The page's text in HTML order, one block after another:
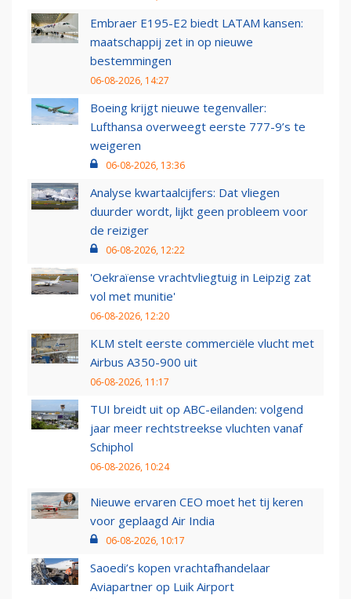
Embraer E195-E2 biedt LATAM kansen:
maatschappij zet in op nieuwe
bestemmingen
06-08-2026, 14:27
Boeing krijgt nieuwe tegenvaller:
Lufthansa overweegt eerste 777-9’s te
weigeren
06-08-2026, 13:36
Analyse kwartaalcijfers: Dat vliegen
duurder wordt, lijkt geen probleem voor
de reiziger
06-08-2026, 12:22
'Oekraïense vrachtvliegtuig in Leipzig zat
vol met munitie'
06-08-2026, 12:20
KLM stelt eerste commerciële vlucht met
Airbus A350-900 uit
06-08-2026, 11:17
TUI breidt uit op ABC-eilanden: volgend
jaar meer rechtstreekse vluchten vanaf
Schiphol
06-08-2026, 10:24
Nieuwe ervaren CEO moet het tij keren
voor geplaagd Air India
06-08-2026, 10:17
Saoedi’s kopen vrachtafhandelaar
Aviapartner op Luik Airport